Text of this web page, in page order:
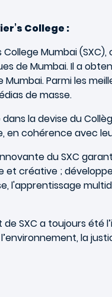
College :
College Mumbai
de Mumbai. Il a
Parmi les
de masse.
dans la devise du
en cohérence avec
du SXC
et créative ;
l'apprentissage
SXC a toujours été
la